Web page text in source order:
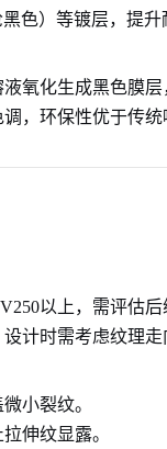
色）等镀层，提
氧化生成黑色膜层
，环保性优于传统
以上，需评估后
计时需考虑纹理走
小裂纹。
伸纹显露。